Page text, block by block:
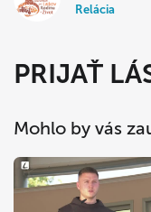
Relácia
PRIJAŤ
Mohlo by vás